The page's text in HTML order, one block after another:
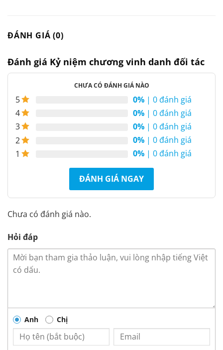
ĐÁNH GIÁ (0)
Đánh giá Kỷ niệm chương vinh danh đối tác
CHƯA CÓ ĐÁNH GIÁ NÀO
5 0% | 0 đánh giá
4
0% | 0 đánh giá
3
0% | 0 đánh giá
2
0% | 0 đánh giá
1
0% | 0 đánh giá
ĐÁNH GIÁ NGAY
Chưa có đánh giá nào.
Hỏi đáp
Anh Chị